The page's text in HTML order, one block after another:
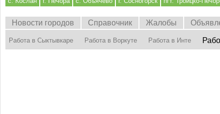
Новости городов Справочник Жалобы
Работа в Сыктывкаре Работа в Воркуте Работа в Инте